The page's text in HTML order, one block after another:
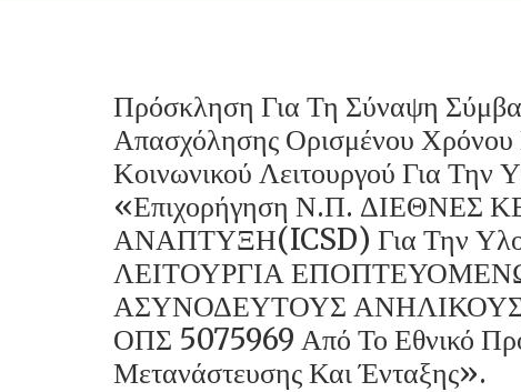
Πρόσκληση Για Τη Σύναψη
Απασχόλησης Ορισμένου
Κοινωνικού Λειτουργού Για Την
«Επιχορήγηση Ν.Π. ΔΙΕΘΝΕΣ
ΑΝΑΠΤΥΞΗ(ICSD) Για Την
ΛΕΙΤΟΥΡΓΙΑ
ΑΣΥΝΟΔΕΥΤΟΥΣ ΑΝΗΛΙΚΟΥΣ
ΟΠΣ 5075969 Από Το Εθνικό
Μετανάστευσης Και Ένταξης».